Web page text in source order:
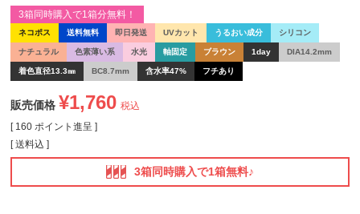
ネコポス 送料無料 即日発送 UVカット うるおい成分 シリコン
ナチュラル 色素薄い系 水光 軸固定 ブラウン 1day DIA14.2mm
着色直径13.3㎜ BC8.7mm 含水率47% フチあり
3箱同時購入で1箱分無料！
販売価格 ¥1,760 税込
[ 160 ポイント進呈 ]
送料込
3箱同時購入で1箱無料♪